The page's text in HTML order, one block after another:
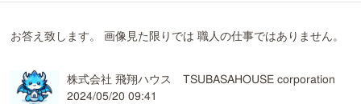
お答え致します。 画像見た限りでは 職人の仕事ではありません。
株式会社 飛翔ハウス TSUBASAHOUSE corporation
2024/05/20 09:41